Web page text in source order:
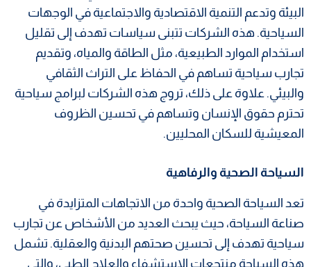
البيئة وتدعم التنمية الاقتصادية والاجتماعية في الوجهات
السياحية. هذه الشركات تتبنى سياسات تهدف إلى تقليل
استخدام الموارد الطبيعية، مثل الطاقة والمياه، وتقديم
تجارب سياحية تساهم في الحفاظ على التراث الثقافي
والبيئي. علاوة على ذلك، تروج هذه الشركات لبرامج سياحية
تحترم حقوق الإنسان وتساهم في تحسين الظروف
المعيشية للسكان المحليين.
السياحة الصحية والرفاهية
تعد السياحة الصحية واحدة من الاتجاهات المتزايدة في
صناعة السياحة، حيث يبحث العديد من الأشخاص عن تجارب
سياحية تهدف إلى تحسين صحتهم البدنية والعقلية. تشمل
هذه السياحة منتجعات الاستشفاء والعلاج الطبي، والتي